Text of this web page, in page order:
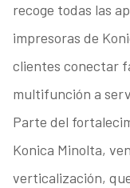
recoge todas las
impresoras de
clientes conectar
multifunción a
Parte del
Konica Minolta,
verticalización,